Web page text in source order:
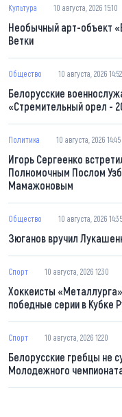
Культура 10 августа, 2026 15:10
Необычный арт-объект
Ветки
Общество 10 августа, 2026 14:52
Белорусские
«Стремительный орел -
Политика 10 августа, 2026 14:45
Игорь Сергеенко
Полномочным Послом
Мамажоновым
Общество 10 августа, 2026 14:35
Зюганов вручил
Спорт 10 августа, 2026 12:30
Хоккеисты
победные серии в Кубке
Спорт 10 августа, 2026 12:20
Белорусские гребцы не
Молодежного